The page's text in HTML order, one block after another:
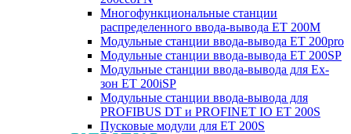
Многофункциональные станции
распределенного ввода-вывода ET 200M
Модульные станции ввода-вывода ET 200pro
Модульные станции ввода-вывода ET 200SP
Модульные станции ввода-вывода для Ex-
зон ET 200iSP
Модульные станции ввода-вывода для
PROFIBUS DT и PROFINET IO ET 200S
Пусковые модули для ET 200S